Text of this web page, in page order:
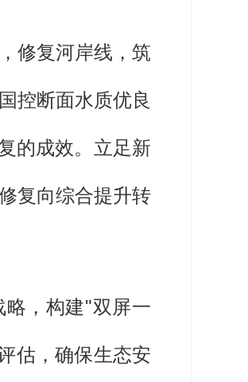
修复河岸线，筑
控断面水质优良
的成效。立足新
复向综合提升转
，构建"双屏一
估，确保生态安